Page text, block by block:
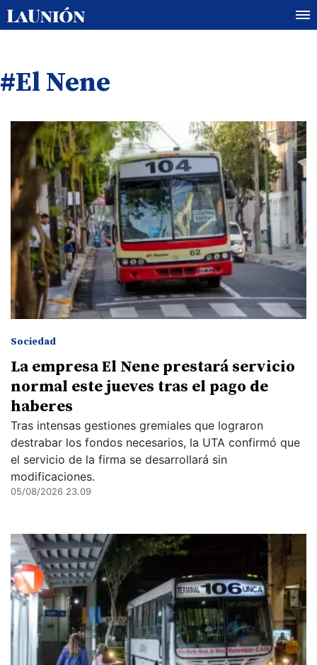
#El Nene
Sociedad
La empresa El Nene prestará servicio
normal este jueves tras el pago de
haberes
Tras intensas gestiones gremiales que lograron
destrabar los fondos necesarios, la UTA confirmó que
el servicio de la firma se desarrollará sin
modificaciones.
05/08/2026 23.09